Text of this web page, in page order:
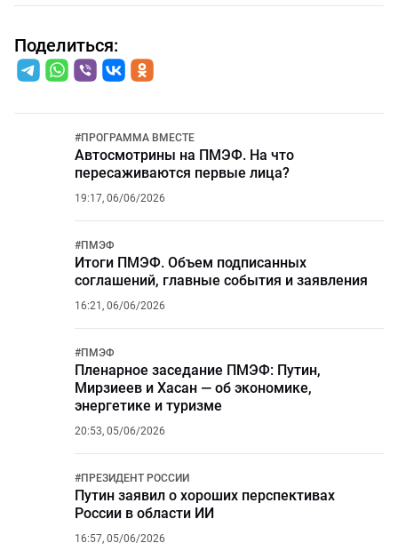
Поделиться:
#ПРОГРАММА ВМЕСТЕ
Автосмотрины на ПМЭФ. На что
пересаживаются первые лица?
19:17, 06/06/2026
#ПМЭФ
Итоги ПМЭФ. Объем подписанных
соглашений, главные события и заявления
16:21, 06/06/2026
#ПМЭФ
Пленарное заседание ПМЭФ: Путин,
Мирзиеев и Хасан — об экономике,
энергетике и туризме
20:53, 05/06/2026
#ПРЕЗИДЕНТ РОССИИ
Путин заявил о хороших перспективах
России в области ИИ
16:57, 05/06/2026